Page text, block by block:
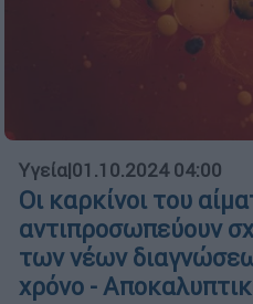
Υγεία|01.10.2024 04:00
Oι καρκίνοι του
αντιπροσωπεύουν
των νέων
χρόνο -